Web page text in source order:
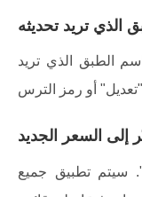
الطبق الذي تريد
سيتم تطبيق جميع